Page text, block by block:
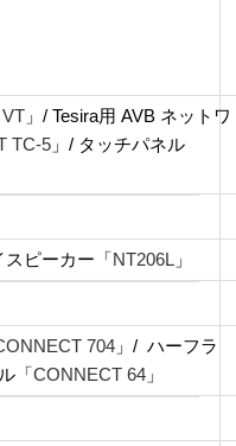
」/ Tesira用 AVB ネットワ
TC-5 」/ タッチパネル
スピーカー「NT206L 」
704 」/ ハーフラ
「CONNECT 64 」